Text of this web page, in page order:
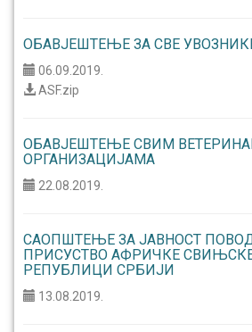
ОБАВЈЕШТЕЊЕ ЗА СВЕ
06.09.2019.
ASF.zip
ОБАВЈЕШТЕЊЕ СВИМ
ОРГАНИЗАЦИЈАМА
22.08.2019.
САОПШТЕЊЕ ЗА ЈАВНОСТ
ПРИСУСТВО АФРИЧКЕ
РЕПУБЛИЦИ СРБИЈИ
13.08.2019.